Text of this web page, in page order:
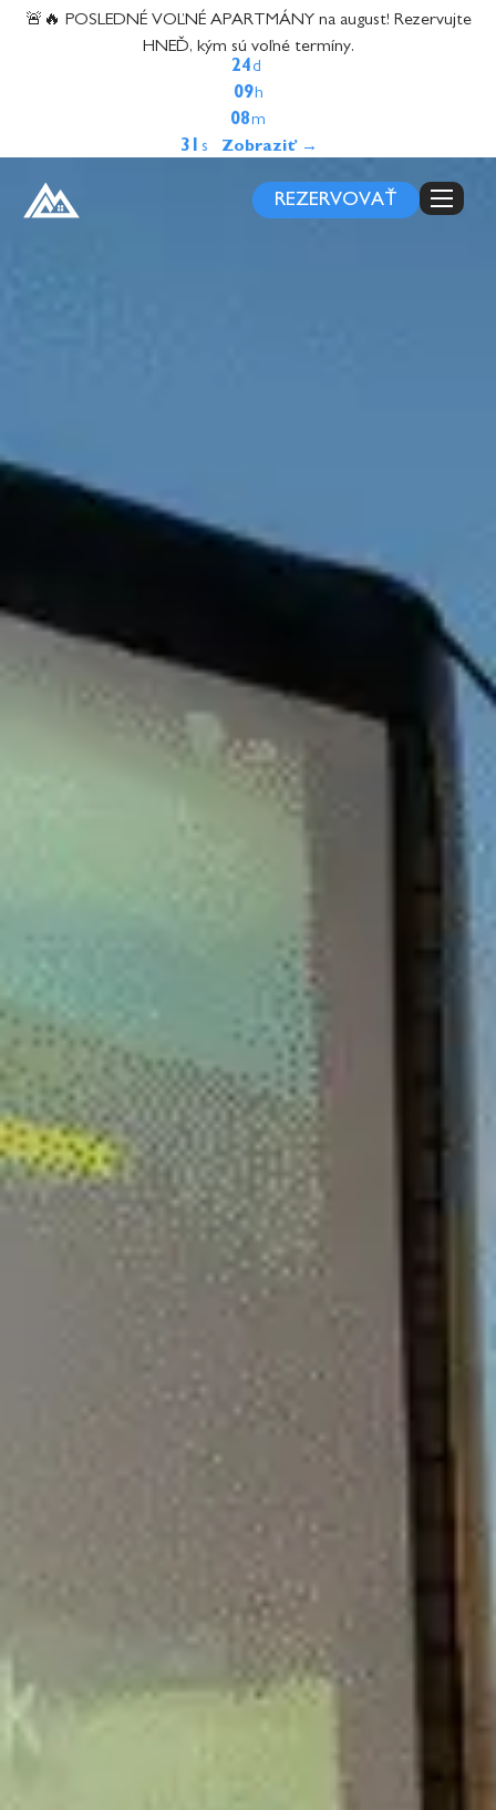
content
🚨🔥 POSLEDNÉ VOĽNÉ APARTMÁNY na august! Rezervujte
HNEĎ, kým sú voľné termíny.
24d
09h
08m
30 s
REZERVOVAŤ